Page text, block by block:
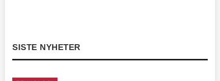
SISTE NYHETER